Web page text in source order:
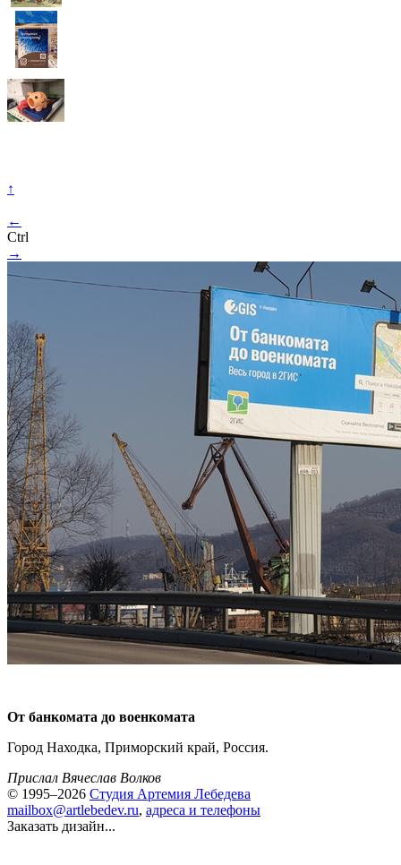
↑
←
Ctrl
→
От банкомата до военкомата
Город Находка, Приморский край, Россия.
Прислал Вячеслав Волков
© 1995–2026 Студия Артемия Лебедева
mailbox@artlebedev.ru, адреса и телефоны
Заказать дизайн...